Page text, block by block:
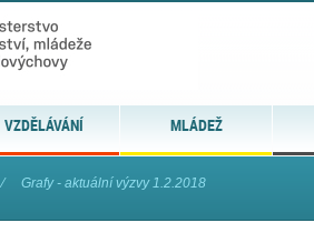
VZDĚLÁVÁNÍ MLÁDEŽ
⁄ Grafy - aktuální výzvy 1.2.2018